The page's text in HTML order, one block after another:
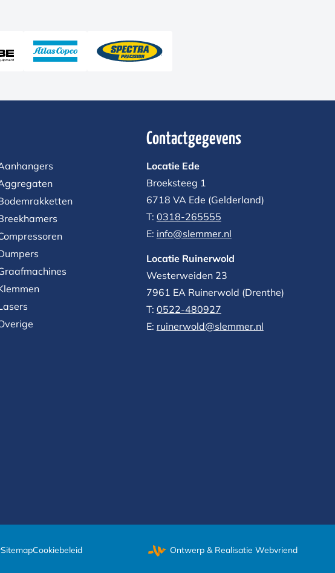
Contactgegevens
Locatie Ede
Broeksteeg 1
6718 VA Ede (Gelderland)
T: 0318-265555
E: info@slemmer.nl
Locatie Ruinerwold
Westerweiden 23
7961 EA Ruinerwold (Drenthe)
T: 0522-480927‬
E: ruinerwold@slemmer.nl
Ontwerp & Realisatie Webvriend
SitemapCookiebeleid